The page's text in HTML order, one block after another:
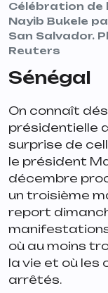
Célébration de
Nayib Bukele
San Salvador.
Reuters
Sénégal
On connaît
présidentielle
surprise de
le président
décembre
un troisième
report
où au moins
la vie et où
arrêtés.